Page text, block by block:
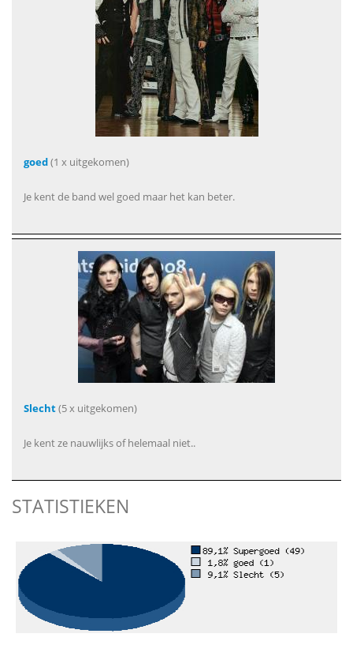
goed(1 x uitgekomen)
Je kent de band wel goed maar het kan beter.
Slecht(5 x uitgekomen)
Je kent ze nauwlijks of helemaal niet..
STATISTIEKEN